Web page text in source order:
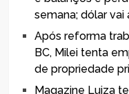
semana; dólar vai
Após reforma
BC, Milei tenta
de propriedade
Magazine Luiza